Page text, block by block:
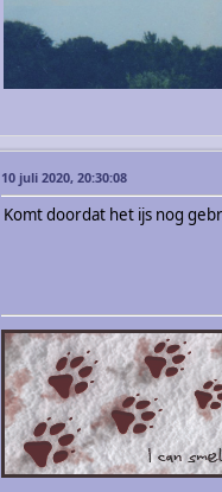
10 juli 2020, 20:30:08
Komt doordat het ijs nog